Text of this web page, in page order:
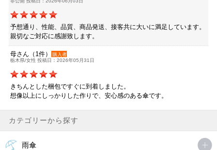
予想通り、性能、品質、商品発送、接客共に大いに満足しています。
親切なご対応に感謝致します。
母さん（1件）
購入者
栃木県/女性 投稿日：2026年05月31日
きちんとした梱包ですぐに到着しました。
想像以上にしっかりした作りで、安心感のある傘です。
カテゴリーから探す
雨傘